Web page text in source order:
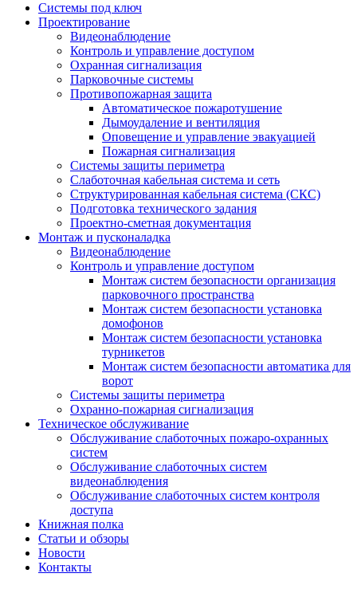
Системы под ключ
Проектирование
Видеонаблюдение
Контроль и управление доступом
Охранная сигнализация
Парковочные системы
Противопожарная защита
Автоматическое пожаротушение
Дымоудаление и вентиляция
Оповещение и управление эвакуацией
Пожарная сигнализация
Системы защиты периметра
Слаботочная кабельная система и сеть
Структурированная кабельная система (СКС)
Подготовка технического задания
Проектно-сметная документация
Монтаж и пусконаладка
Видеонаблюдение
Контроль и управление доступом
Монтаж систем безопасности организация
парковочного пространства
Монтаж систем безопасности установка
домофонов
Монтаж систем безопасности установка
турникетов
Монтаж систем безопасности автоматика для
ворот
Системы защиты периметра
Охранно-пожарная сигнализация
Техническое обслуживание
Обслуживание слаботочных пожаро-охранных
систем
Обслуживание слаботочных систем
видеонаблюдения
Обслуживание слаботочных систем контроля
доступа
Книжная полка
Статьи и обзоры
Новости
Контакты